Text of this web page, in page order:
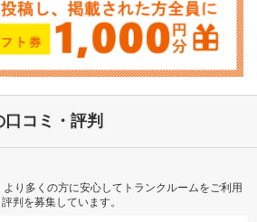
口コミ・評判
り多くの方に安心してトランクルームをご利用
判を募集しています。